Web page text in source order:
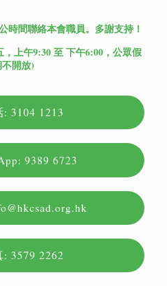
時間聯絡本會職員。多謝支持！
上午9:30 至 下午6:00，公眾假
開放)
: 3104 1213
9389 6723
: 3579 2262